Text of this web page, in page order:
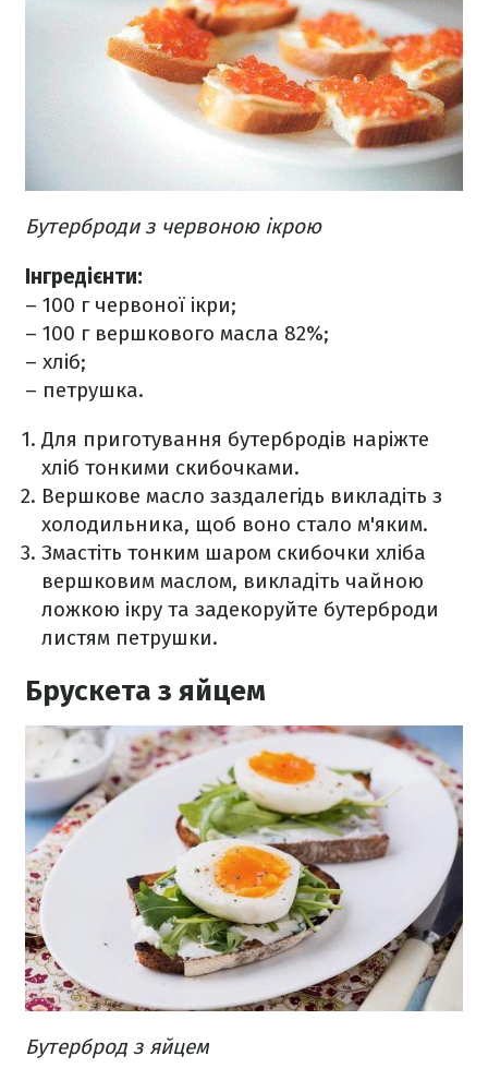
Бутерброди з червоною ікрою
Інгредієнти:
– 100 г червоної ікри;
– 100 г вершкового масла 82%;
– хліб;
– петрушка.
Для приготування бутербродів наріжте
хліб тонкими скибочками.
Вершкове масло заздалегідь викладіть з
холодильника, щоб воно стало м'яким.
Змастіть тонким шаром скибочки хліба
вершковим маслом, викладіть чайною
ложкою ікру та задекоруйте бутерброди
листям петрушки.
Брускета з яйцем
Бутерброд з яйцем